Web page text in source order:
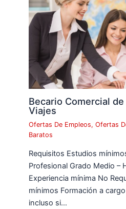
Becario Comercial
Viajes
Ofertas De Empleos,Ofertas
Baratos
Requisitos Estudios
Profesional Grado Medio –
Experiencia mínima No
mínimos Formación a
incluso si…